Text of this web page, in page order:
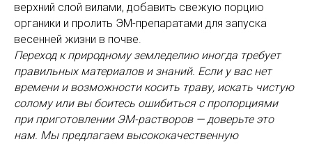
верхний слой вилами, добавить свежую порцию
органики и пролить ЭМ-препаратами для запуска
весенней жизни в почве.
Переход к природному земледелию иногда требует
правильных материалов и знаний. Если у вас нет
времени и возможности косить траву, искать чистую
солому или вы боитесь ошибиться с пропорциями
при приготовлении ЭМ-растворов — доверьте это
нам. Мы предлагаем высококачественную